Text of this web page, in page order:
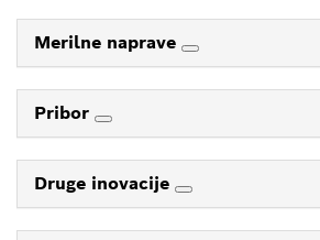
Merilne naprave
Pribor
Druge inovacije